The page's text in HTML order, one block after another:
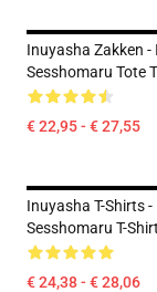
Inuyasha Zakken -
Sesshomaru Tote
€ 22,95 - € 27,55
Inuyasha T-Shirts -
Sesshomaru T-
€ 24,38 - € 28,06